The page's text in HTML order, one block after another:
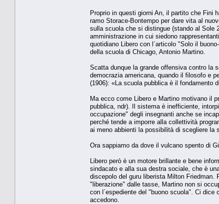
Proprio in questi giorni An, il partito che Fini
ramo Storace-Bontempo per dare vita al
sulla scuola che si distingue (stando al Sole
amministrazione in cui siedono
quotidiano Libero con l´articolo "Solo il
della scuola di Chicago, Antonio Martino.
Scatta dunque la grande offensiva contro la
democrazia americana, quando il filosofo e
(1906): «La scuola pubblica è il fondamento
Ma ecco come Libero e Martino motivano il
pubblica, ndr). Il sistema è inefficiente,
occupazione" degli insegnanti anche se
perché tende a imporre alla collettività
ai meno abbienti la possibilità di scegliere la
Ora sappiamo da dove il vulcano spento di
Libero però è un motore brillante e bene
sindacato e alla sua destra sociale, che è
discepolo del guru liberista Milton
"liberazione" dalle tasse, Martino non si
con l´espediente del "buono scuola". Ci
accedono.